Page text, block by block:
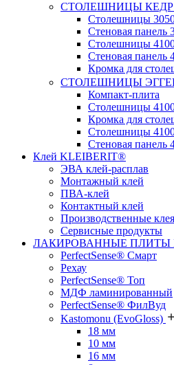
СТОЛЕШНИЦЫ КЕДР
Столешницы
Стеновая панель
Столешницы
Стеновая панель
Кромка для
СТОЛЕШНИЦЫ
Компакт-плита
Столешницы
Кромка для
Столешницы
Стеновая панель
Клей KLEIBERIT®
ЭВА клей-расплав
Монтажный клей
ПВА-клей
Контактный клей
Производственные клея
Сервисные продукты
ЛАКИРОВАННЫЕ ПЛИТЫ
PerfectSense® Смарт
Рехау
PerfectSense® Топ
МДФ ламинированный
PerfectSense® ФилВуд
Kastomonu (EvoGloss)
18 мм
10 мм
16 мм